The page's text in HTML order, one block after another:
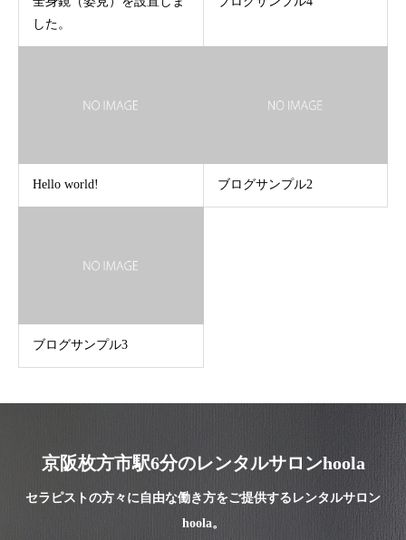
した。
Hello world! ブログサンプル2
ブログサンプル3
京阪枚方市駅6分のレンタルサロンhoola
セラピストの方々に自由な働き方をご提供するレンタルサロン
hoola。